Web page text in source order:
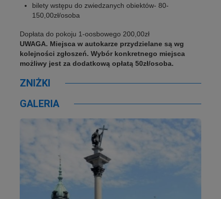
bilety wstępu do zwiedzanych obiektów- 80-
150,00zł/osoba
Dopłata do pokoju 1-oosbowego 200,00zł
UWAGA. Miejsca w autokarze przydzielane są wg
kolejności zgłoszeń. Wybór konkretnego miejsca
możliwy jest za dodatkową opłatą 50zł/osoba.
ZNIŻKI
GALERIA